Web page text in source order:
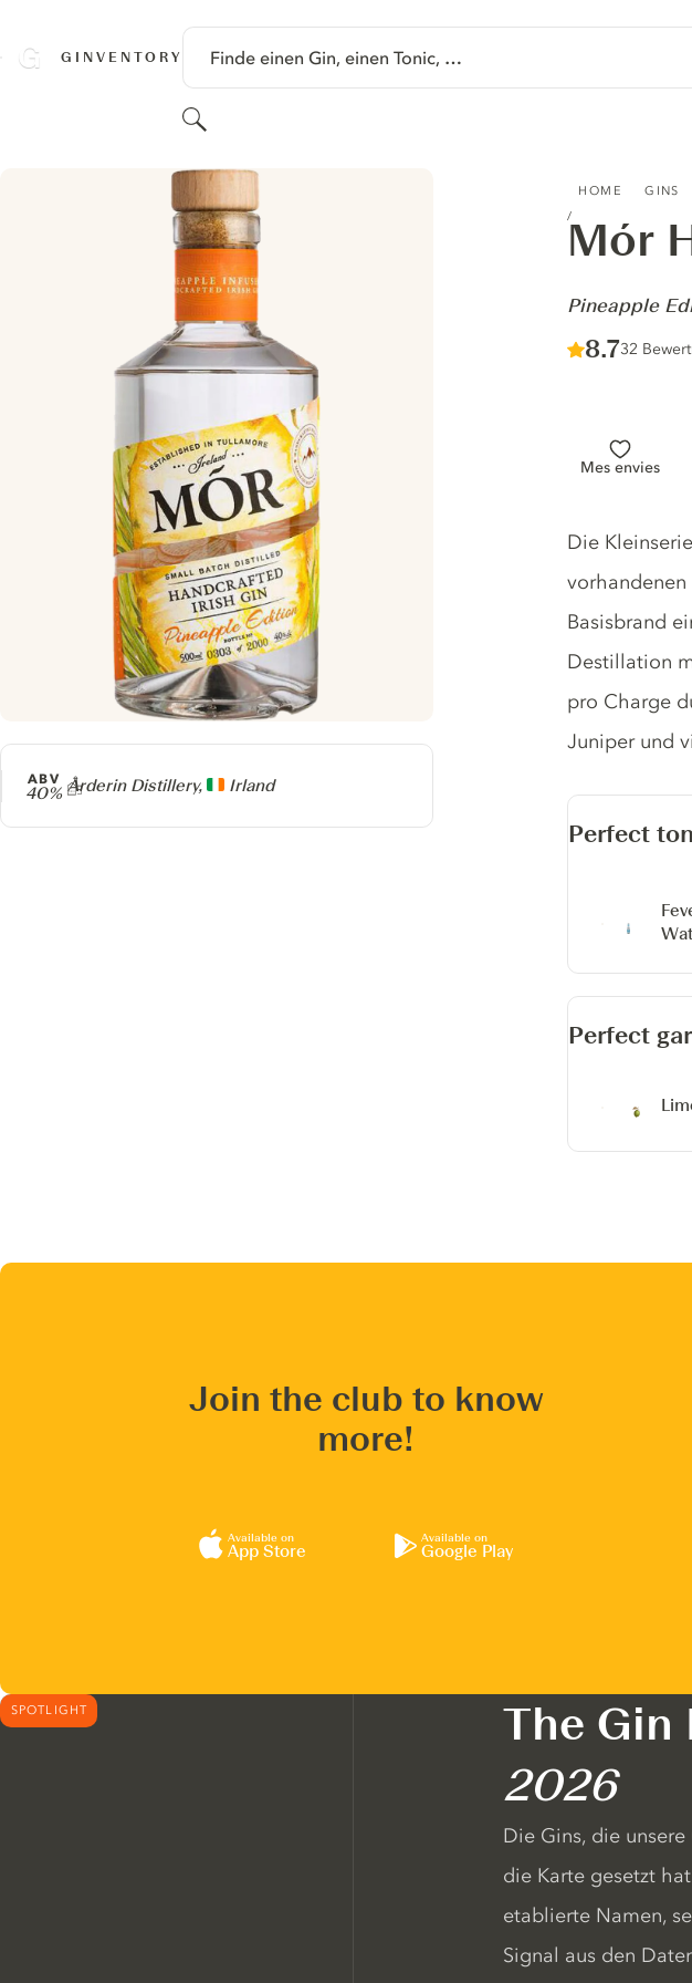
GINVENTORY Finde einen Gin, einen Tonic, …
Suchen
HOME GINS
Mór
-
Pineapple
Score :
8.7/ 10
32
Mes envies
Producer
Arderin Distillery, Irland
ABV
40%
Gin
Die
Basisbrand
Destillation
pro Charge
Juniper und
Perfect
Perfect
Join the club to know
more!
Available on
App Store
Available on
Google Play
SPOTLIGHT The Gin
2026
Die Gins, die
die Karte gesetzt
etablierte Namen,
Signal aus den